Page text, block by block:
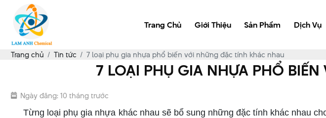
Trang Chủ Giới Thiệu Sản Phẩm Dịch Vụ
Trang chủ Tin tức 7 loại phụ gia nhựa phổ biến với những đặc tính khác nhau
7 LOẠI PHỤ GIA NHỰA PHỔ
Ngày đăng: 10 tháng trước
Từng loại phụ gia nhựa khác nhau sẽ bổ sung những đặc tính khác nhau